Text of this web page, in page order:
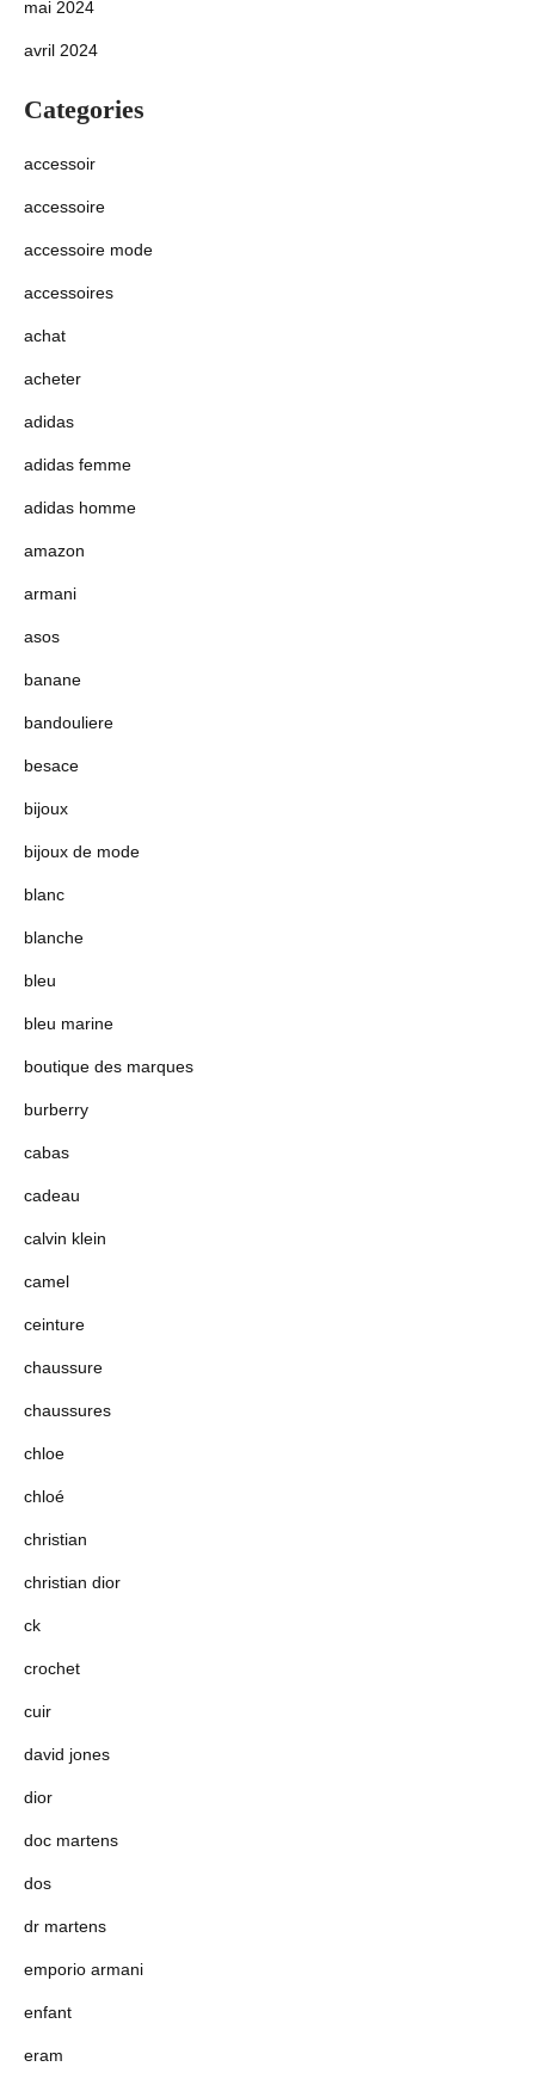
mai 2024
avril 2024
Categories
accessoir
accessoire
accessoire mode
accessoires
achat
acheter
adidas
adidas femme
adidas homme
amazon
armani
asos
banane
bandouliere
besace
bijoux
bijoux de mode
blanc
blanche
bleu
bleu marine
boutique des marques
burberry
cabas
cadeau
calvin klein
camel
ceinture
chaussure
chaussures
chloe
chloé
christian
christian dior
ck
crochet
cuir
david jones
dior
doc martens
dos
dr martens
emporio armani
enfant
eram